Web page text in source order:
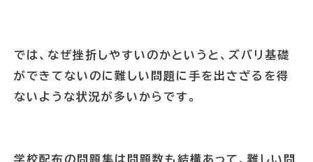
では、なぜ挫折しやすいのかというと、ズバリ基礎
ができてないのに難しい問題に手を出さざるを得
ないような状況が多いからです。
学校配布の問題集は問題数も結構あって、難しい問